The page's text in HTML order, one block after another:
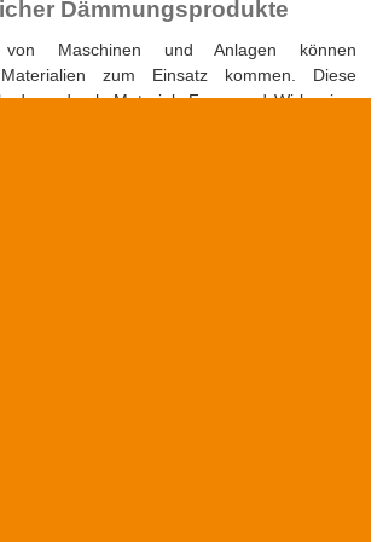
Dämmungsprodukte
Maschinen und Anlagen können
Materialien zum Einsatz kommen. Diese
dann durch Material, Form und Wirkweise.